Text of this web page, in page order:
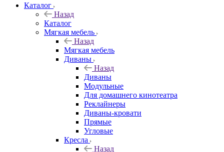
Каталог
Назад
Каталог
Мягкая мебель
Назад
Мягкая мебель
Диваны
Назад
Диваны
Модульные
Для домашнего кинотеатра
Реклайнеры
Диваны-кровати
Прямые
Угловые
Кресла
Назад